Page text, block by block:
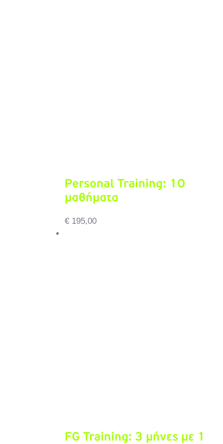
Personal Training: 10
μαθήματα
€ 195,00
FG Training: 3 μήνες με 1